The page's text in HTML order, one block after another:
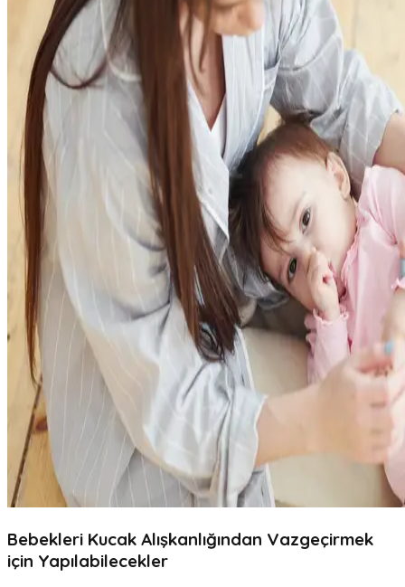
Bebekleri Kucak Alışkanlığından Vazgeçirmek
için Yapılabilecekler